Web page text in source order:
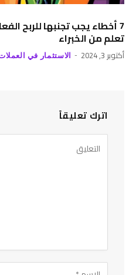
7 أخطاء يجب تجنبها للربح
تعلم من الخبراء
أكتوبر 3, 2024 الاستثمار في
اترك تعليقاً